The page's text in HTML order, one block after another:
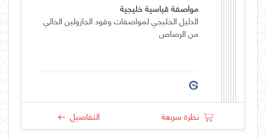
مواصفة قياسية خليجية
الدليل الخليجي لمواصفات وقود الجازولين الخالي
من الرصاص
نظرة سريعة التفاصيل